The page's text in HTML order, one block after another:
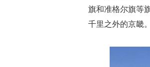
旗和准格尔旗等
千里之外的京畿。